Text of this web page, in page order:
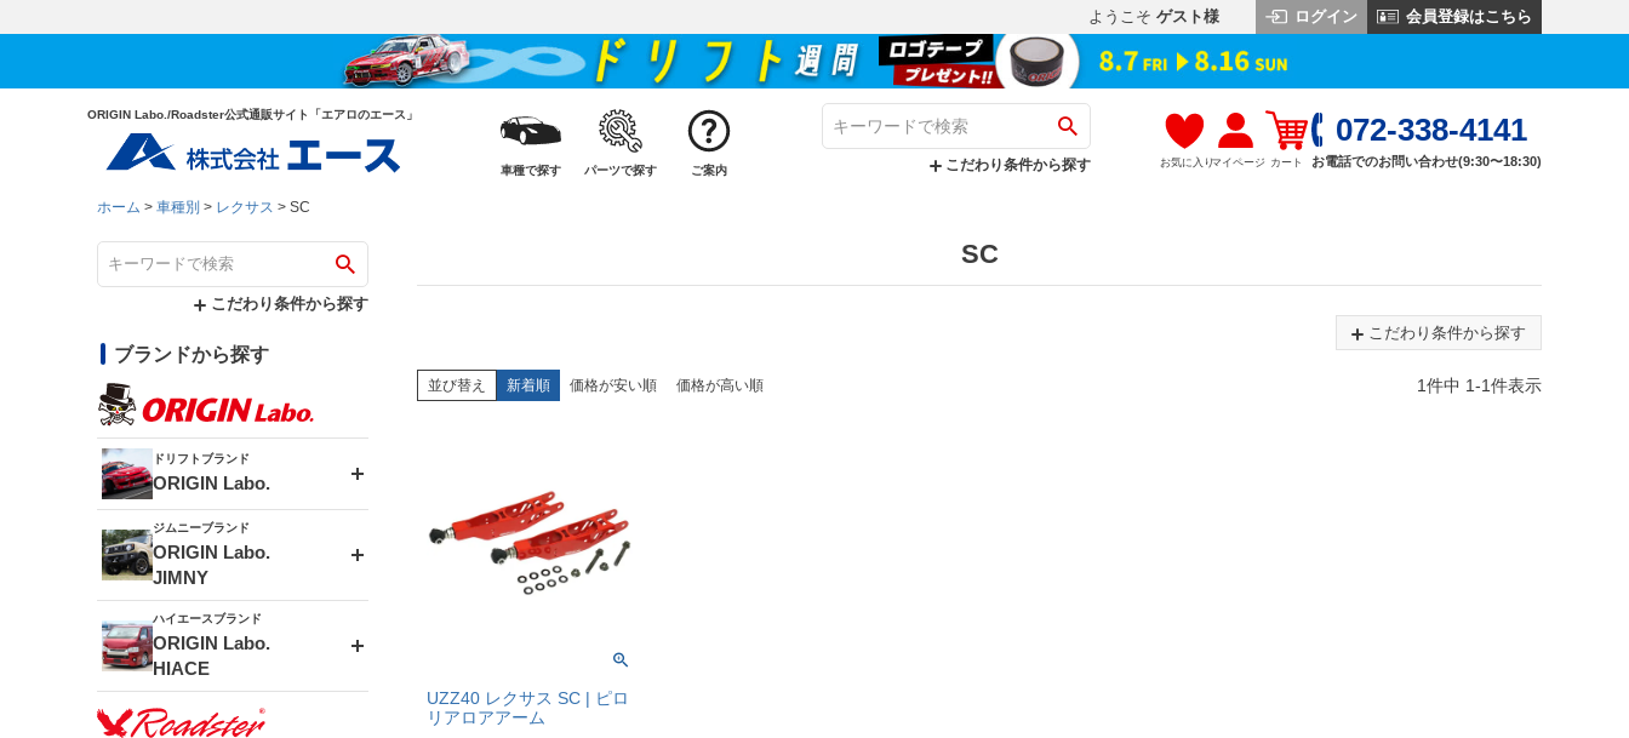
ようこそ ゲスト様 ログイン 会員登録はこちら
ORIGIN Labo./Roadster公式通販サイト「エアロのエース」
車種で探す パーツで探す ご案内 こだわり条件から探す お気に入りマイページ カート
072-338-4141
お電話でのお問い合わせ(9:30〜18:30)
ホーム 車種別 レクサス SC
こだわり条件から探す
ブランドから探す
ドリフトブランド
ORIGIN Labo.
エアロシリーズ
ドリフトライン
風神(180SX)
フロントフェンダー
リアフェンダー
ジムニーブランド
ORIGIN Labo.
JIMNY
アルミホイール
MUD-ZEUS
アルミホイール
MUD-SR7
ハイエースブランド
ORIGIN Labo.
HIACE
エアロシリーズ
SC
こだわり条件から探す
並び替え 新着順 価格が安い順 価格が高い順 1件中 1-1件表示
UZZ40 レクサス SC | ピロ
リアロアアーム